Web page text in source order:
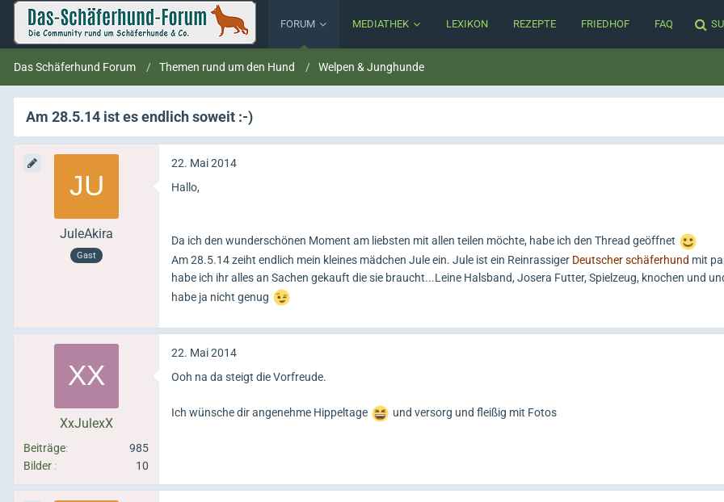
FORUM MEDIATHEK LEXIKON REZEPTE FRIEDHOF FAQ
Das Schäferhund Forum Themen rund um den Hund Welpen & Junghunde
Am 28.5.14 ist es endlich soweit :-)
JuleAkira
Gast
22. Mai 2014
Hallo,
Da ich den wunderschönen Moment am liebsten mit allen teilen möchte, habe ich den Thread geöffnet
Am 28.5.14 zeiht endlich mein kleines mädchen Jule ein. Jule ist ein Reinrassiger Deutscher schäferhund mit
habe ich ihr alles an Sachen gekauft die sie braucht...Leine Halsband, Josera Futter, Spielzeug, knochen und
habe ja nicht genug
XxJulexX
Beiträge
985
Bilder
10
22. Mai 2014
Ooh na da steigt die Vorfreude.
Ich wünsche dir angenehme Hippeltage und versorg und fleißig mit Fotos